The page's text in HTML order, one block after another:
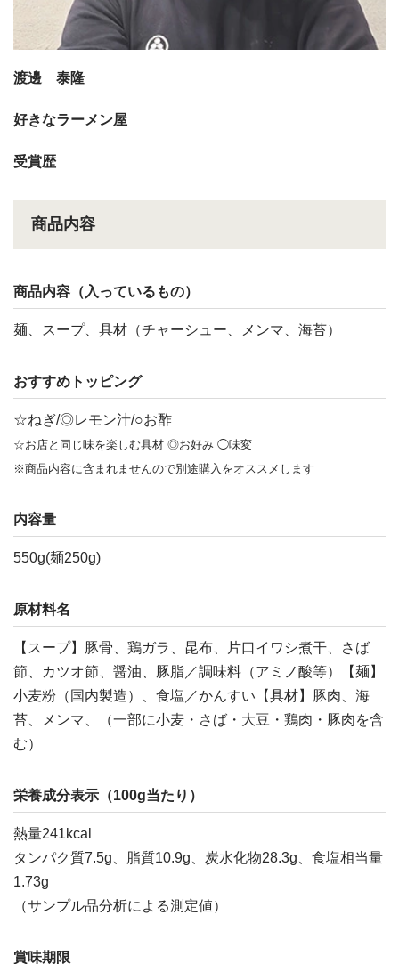
渡邊 泰隆
好きなラーメン屋
受賞歴
商品内容
商品内容（入っているもの）
麺、スープ、具材（チャーシュー、メンマ、海苔）
おすすめトッピング
☆ねぎ/◎レモン汁/○お酢
☆お店と同じ味を楽しむ具材 ◎お好み ◯味変
※商品内容に含まれませんので別途購入をオススメします
内容量
550g(麺250g)
原材料名
【スープ】豚骨、鶏ガラ、昆布、片口イワシ煮干、さば
節、カツオ節、醤油、豚脂／調味料（アミノ酸等）【麺】
小麦粉（国内製造）、食塩／かんすい【具材】豚肉、海
苔、メンマ、（一部に小麦・さば・大豆・鶏肉・豚肉を含
む）
栄養成分表示（100g当たり）
熱量241kcal
タンパク質7.5g、脂質10.9g、炭水化物28.3g、食塩相当量
1.73g
（サンプル品分析による測定値）
賞味期限